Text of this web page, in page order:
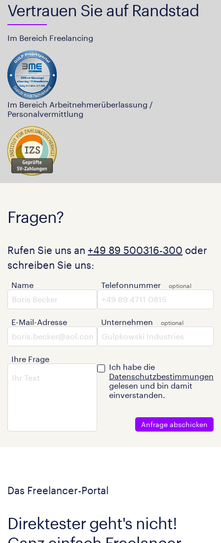
Vertrauen Sie auf Randstad
Im Bereich Freelancing
Im Bereich Arbeitnehmerüberlassung /
Personalvermittlung
Fragen?
Rufen Sie uns an +49 89 500316-300 oder
schreiben Sie uns:
Name
E-Mail-Adresse
Ihre Frage
Telefonnummer
Unternehmen
Ich habe die
Datenschutzbestimmungen
gelesen und bin damit
einverstanden.
Anfrage abschicken
Das Freelancer-Portal
Direktester geht's nicht!